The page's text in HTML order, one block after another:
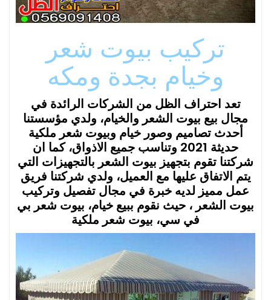
تركيب بيوت شعر
وخيام بجدة ومكه
تعد احتراف الظل من الشركات الرائدة في
مجال بيع بيوت الشعر والخيام، ولدي مؤسستنا
أحدث تصاميم وصور خيام وبيوت شعر ملكية
حديثة 2021 وتناسب جميع الاذواق، كما ان
شركتنا تقوم بتجهيز بيوت الشعر بالتجهيزات التي
يتم الاتفاق عليها مع العميل، ولدي شركتنا فريق
عمل مميز لديه خبرة في مجال تفصيل وتركيب
بيوت الشعر ، حيث نقوم ببيع خيام، بيوت شعر بي
في سي، بيوت شعر ملكية